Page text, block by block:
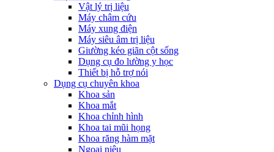
Vật lý trị liệu
Máy châm cứu
Máy xung điện
Máy siêu âm trị liệu
Giường kéo giãn cột sống
Dụng cụ đo lường y học
Thiết bị hỗ trợ nói
Dụng cụ chuyên khoa
Khoa sản
Khoa mắt
Khoa chỉnh hình
Khoa tai mũi họng
Khoa răng hàm mặt
Ngoại niệu